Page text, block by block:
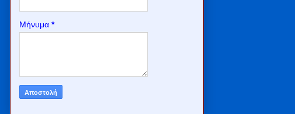
Μήνυμα *